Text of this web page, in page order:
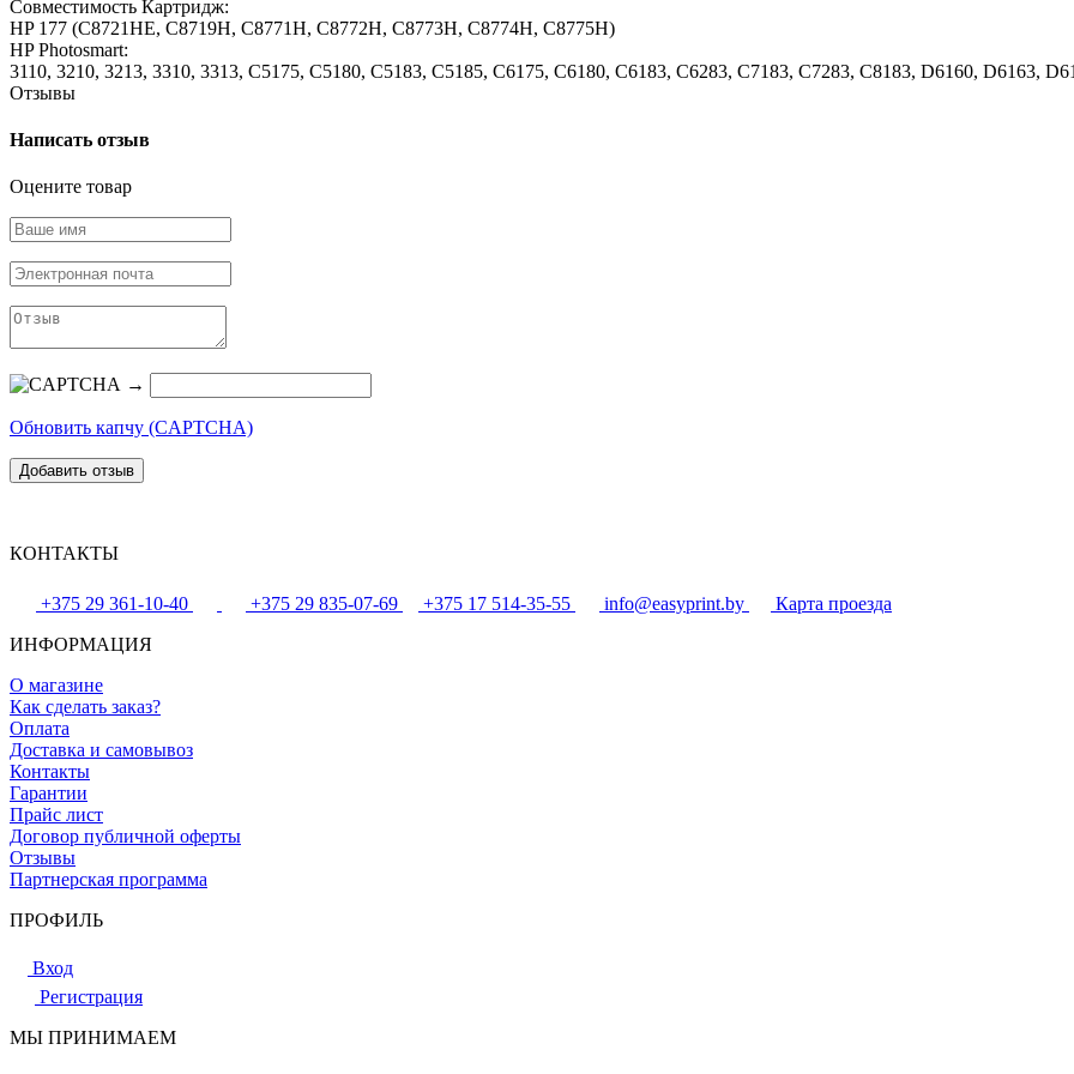
Совместимость Картридж:
HP 177 (C8721HE, C8719H, C8771H, C8772H, C8773H, C8774H, C8775H)
HP Photosmart:
3110, 3210, 3213, 3310, 3313, C5175, C5180, C5183, C5185, C6175, C6180, C6183, C6283, C7183, C7283, C8183, D6160, D6163,
Отзывы
Написать отзыв
Оцените товар
→
Обновить капчу (CAPTCHA)
КОНТАКТЫ
+375 29 361-10-40 +375 29 835-07-69 +375 17 514-35-55 info@easyprint.by
Карта проезда
ИНФОРМАЦИЯ
О магазине
Как сделать заказ?
Оплата
Доставка и самовывоз
Контакты
Гарантии
Прайс лист
Договор публичной оферты
Отзывы
Партнерская программа
ПРОФИЛЬ
Вход
Регистрация
МЫ ПРИНИМАЕМ